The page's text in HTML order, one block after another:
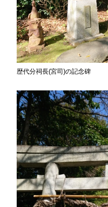
歴代分祠長(宮司)の記念碑